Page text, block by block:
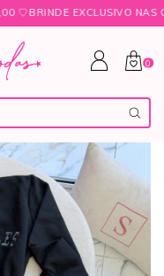
BRINDE EXCLUSIVO NAS
0